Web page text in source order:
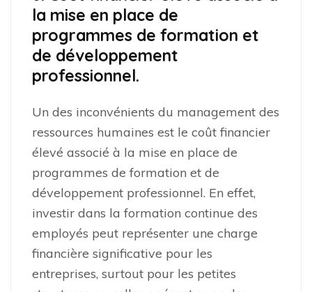
la mise en place de
programmes de formation et
de développement
professionnel.
Un des inconvénients du management des
ressources humaines est le coût financier
élevé associé à la mise en place de
programmes de formation et de
développement professionnel. En effet,
investir dans la formation continue des
employés peut représenter une charge
financière significative pour les
entreprises, surtout pour les petites